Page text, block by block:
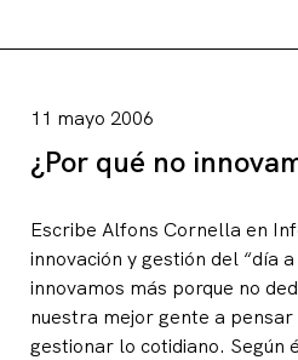
11 mayo 2006
¿Por qué no
Escribe Alfons Cornella en
innovación y gestión del “día
innovamos más porque no
nuestra mejor gente a
gestionar lo cotidiano. Según